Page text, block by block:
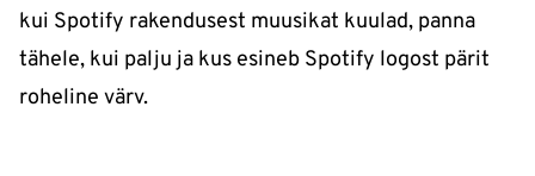
kui Spotify rakendusest muusikat kuulad, panna
tähele, kui palju ja kus esineb Spotify logost pärit
roheline värv.